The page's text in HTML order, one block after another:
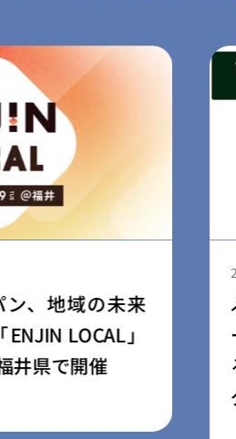
ふるさと納税forGood
ーシャルスタートア
るさと納税型クラウ